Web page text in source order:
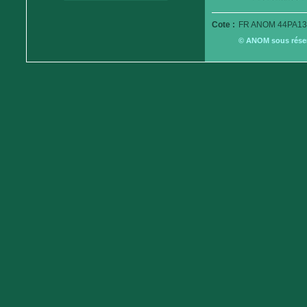
Cote : FR ANOM
© ANOM sous